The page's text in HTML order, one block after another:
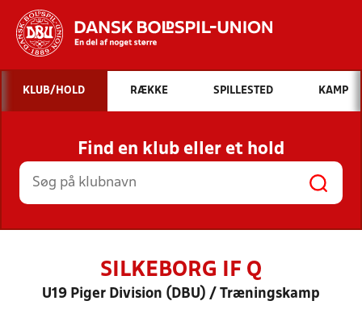
Hvad vil du søge efter?
INDHOLD OG NYHEDER
STILLINGER, RESULTATER, KLUBBER OG
HOLD
KLUB/HOLD RÆKKE SPILLESTED KAMP
Find en klub eller et hold
SILKEBORG IF Q
U19 Piger Division (DBU) / Træningskamp